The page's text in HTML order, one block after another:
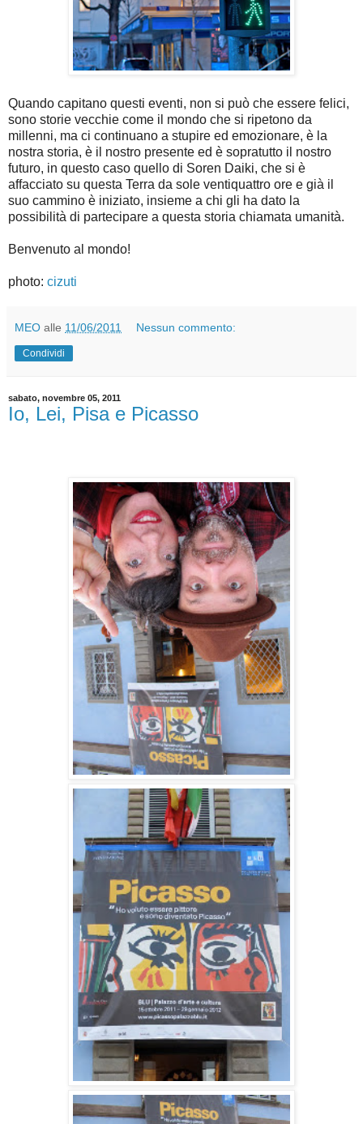
Quando capitano questi eventi, non si può che essere felici,
sono storie vecchie come il mondo che si ripetono da
millenni, ma ci continuano a stupire ed emozionare, è la
nostra storia, è il nostro presente ed è sopratutto il nostro
futuro, in questo caso quello di Soren Daiki, che si è
affacciato su questa Terra da sole ventiquattro ore e già il
suo cammino è iniziato, insieme a chi gli ha dato la
possibilità di partecipare a questa storia chiamata umanità.
Benvenuto al mondo!
photo: cizuti
MEO alle 11/06/2011 Nessun commento:
Condividi
sabato, novembre 05, 2011
Io, Lei, Pisa e Picasso